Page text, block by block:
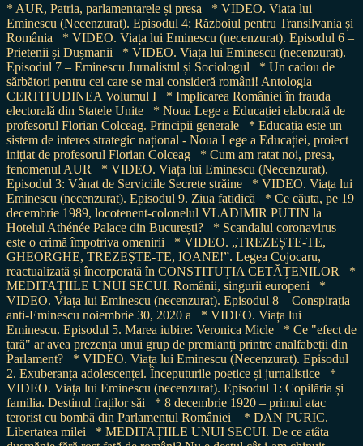
* AUR, Patria, parlamentarele și presa
* VIDEO. Viata lui
Eminescu (Necenzurat). Episodul 4: Războiul pentru Transilvania și
România
* VIDEO. Viața lui Eminescu (necenzurat). Episodul 6 –
Prietenii și Dușmanii
* VIDEO. Viața lui Eminescu (necenzurat).
Episodul 7 – Eminescu Jurnalistul și Sociologul
* Un cadou de
sărbători pentru cei care se mai consideră români! Antologia
CERTITUDINEA Volumul I
* Implicarea României în frauda
electorală din Statele Unite
* Noua Lege a Educației elaborată de
profesorul Florian Colceag. Principii generale
* Educația este un
sistem de interes strategic național - Noua Lege a Educației, proiect
inițiat de profesorul Florian Colceag
* Cum am ratat noi, presa,
fenomenul AUR
* VIDEO. Viața lui Eminescu (Necenzurat).
Episodul 3: Vânat de Serviciile Secrete străine
* VIDEO. Viața lui
Eminescu (necenzurat). Episodul 9. Ziua fatidică
* Ce căuta, pe 19
decembrie 1989, locotenent-colonelul VLADIMIR PUTIN la
Hotelul Athénée Palace din București?
* Scandalul coronavirus
este o crimă împotriva omenirii
* VIDEO. „TREZEȘTE-TE,
GHEORGHE, TREZEȘTE-TE, IOANE!”. Legea Cojocaru,
reactualizată și încorporată în CONSTITUȚIA CETĂȚENILOR
*
MEDITAȚIILE UNUI SECUI. Românii, singurii europeni
*
VIDEO. Viața lui Eminescu (necenzurat). Episodul 8 – Conspirația
anti-Eminescu noiembrie 30, 2020 a
* VIDEO. Viața lui
Eminescu. Episodul 5. Marea iubire: Veronica Micle
* Ce "efect de
țară" ar avea prezența unui grup de premianți printre analfabeții din
Parlament?
* VIDEO. Viața lui Eminescu (Necenzurat). Episodul
2. Exuberanța adolescenței. Începuturile poetice și jurnalistice
*
VIDEO. Viața lui Eminescu (necenzurat). Episodul 1: Copilăria și
familia. Destinul fraților săi
* 8 decembrie 1920 – primul atac
terorist cu bombă din Parlamentul României
* DAN PURIC.
Libertatea milei
* MEDITAȚIILE UNUI SECUI. De ce atâta